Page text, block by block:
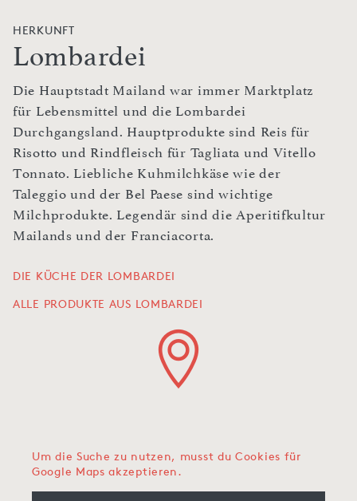
HERKUNFT
Lombardei
Die Hauptstadt Mailand war immer Marktplatz
für Lebensmittel und die Lombardei
Durchgangsland. Hauptprodukte sind Reis für
Risotto und Rindfleisch für Tagliata und Vitello
Tonnato. Liebliche Kuhmilchkäse wie der
Taleggio und der Bel Paese sind wichtige
Milchprodukte. Legendär sind die Aperitifkultur
Mailands und der Franciacorta.
DIE KÜCHE DER LOMBARDEI
ALLE PRODUKTE AUS LOMBARDEI
Um die Suche zu nutzen, musst du Cookies für
Google Maps akzeptieren.